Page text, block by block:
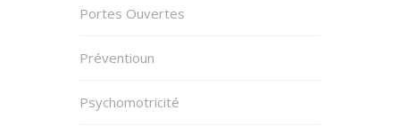
Portes Ouvertes
Préventioun
Psychomotricité